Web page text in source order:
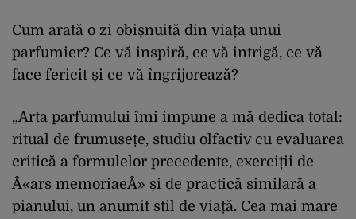
Cum arată o zi obișnuită din viața unui
parfumier? Ce vă inspiră, ce vă intrigă, ce vă
face fericit și ce vă îngrijorează?
„Arta parfumului îmi impune a mă dedica total:
ritual de frumusețe, studiu olfactiv cu evaluarea
critică a formulelor precedente, exerciții de
Â«ars memoriaeÂ» și de practică similară a
pianului, un anumit stil de viață. Cea mai mare